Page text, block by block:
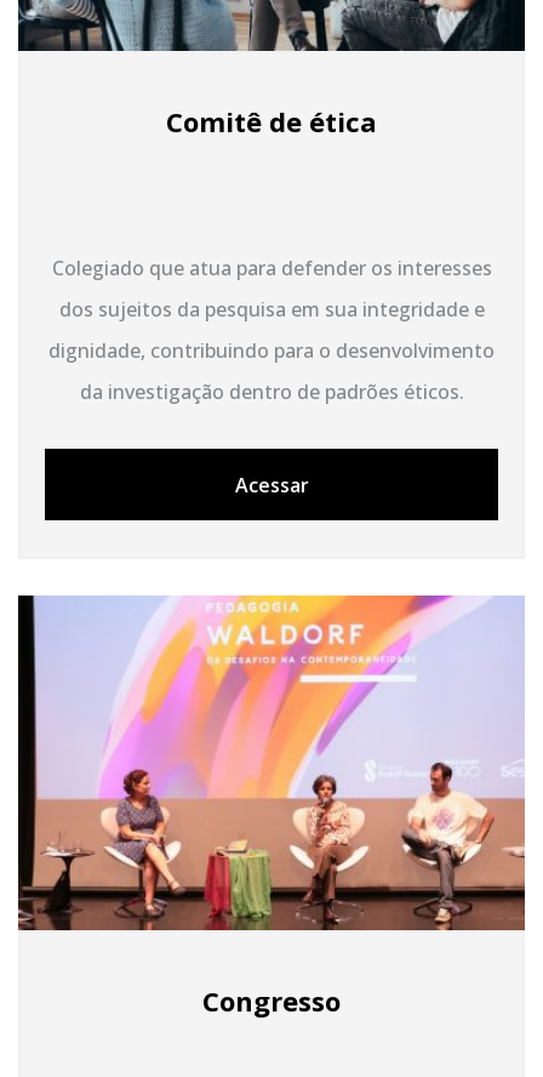
Comitê de ética
Colegiado que atua para defender os interesses
dos sujeitos da pesquisa em sua integridade e
dignidade, contribuindo para o desenvolvimento
da investigação dentro de padrões éticos.
Acessar
Congresso